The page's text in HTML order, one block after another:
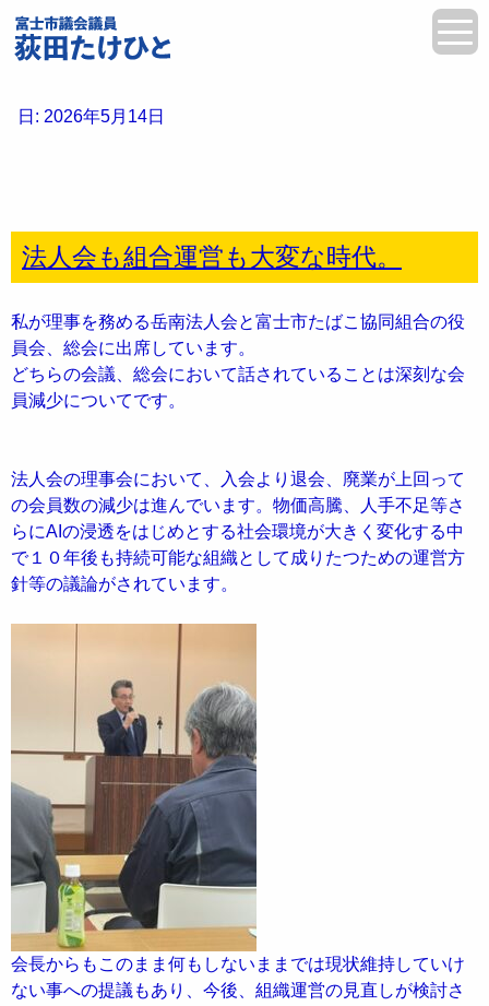
日: 2026年5月14日
法人会も組合運営も大変な時代。
私が理事を務める岳南法人会と富士市たばこ協同組合の役
員会、総会に出席しています。
どちらの会議、総会において話されていることは深刻な会
員減少についてです。
法人会の理事会において、入会より退会、廃業が上回って
の会員数の減少は進んでいます。物価高騰、人手不足等さ
らにAIの浸透をはじめとする社会環境が大きく変化する中
で１０年後も持続可能な組織として成りたつための運営方
針等の議論がされています。
会長からもこのまま何もしないままでは現状維持していけ
ない事への提議もあり、今後、組織運営の見直しが検討さ